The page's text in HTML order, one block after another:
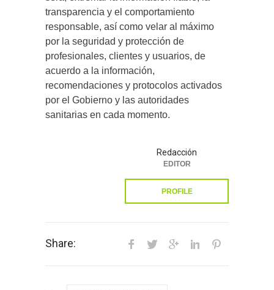
transparencia y el comportamiento
responsable, así como velar al máximo
por la seguridad y protección de
profesionales, clientes y usuarios, de
acuerdo a la información,
recomendaciones y protocolos activados
por el Gobierno y las autoridades
sanitarias en cada momento.
Redacción
EDITOR
PROFILE
Share: